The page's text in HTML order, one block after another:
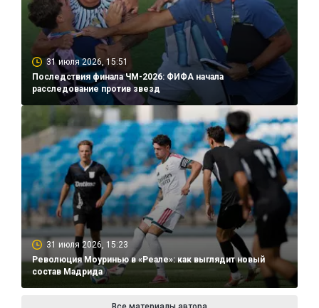
31 июля 2026, 15:51
Последствия финала ЧМ-2026: ФИФА начала
расследование против звезд
31 июля 2026, 15:23
Революция Моуринью в «Реале»: как выглядит новый
состав Мадрида